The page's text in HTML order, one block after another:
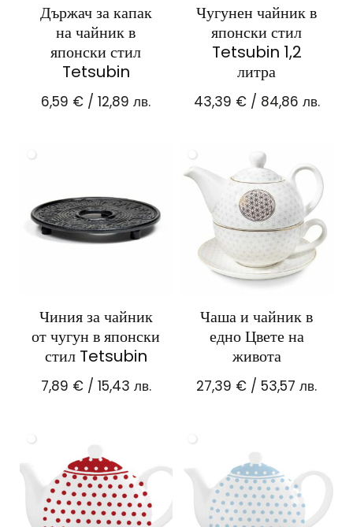
Държач за капак
на чайник в
японски стил
Tetsubin
6,59 € / 12,89 лв.
Чугунен чайник в
японски стил
Tetsubin 1,2
литра
43,39 €/ 84,86 лв.
Чиния за чайник
от чугун в японски
стил Tetsubin
7,89 €/ 15,43 лв.
Чаша и чайник в
едно Цвете на
живота
27,39 € / 53,57 лв.